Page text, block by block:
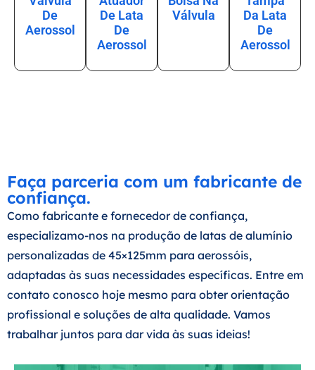
De
Aerossol
De Lata
De
Aerossol
Válvula
Da Lata
De
Aerossol
Faça parceria com um fabricante de
confiança.
Como fabricante e fornecedor de confiança,
especializamo-nos na produção de latas de alumínio
personalizadas de 45×125mm para aerossóis,
adaptadas às suas necessidades específicas. Entre em
contato conosco hoje mesmo para obter orientação
profissional e soluções de alta qualidade. Vamos
trabalhar juntos para dar vida às suas ideias!